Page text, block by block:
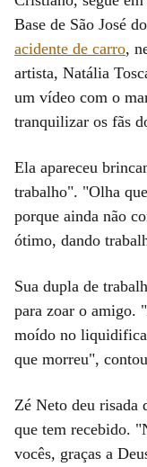
Base de São José
acidente de carro,
artista, Natália
um vídeo com o
tranquilizar os fãs
Ela apareceu
trabalho". "Olha
porque ainda não
ótimo, dando
Sua dupla de
para zoar o amigo.
moído no
que morreu",
Zé Neto deu risada
que tem recebido.
vocês, graças a